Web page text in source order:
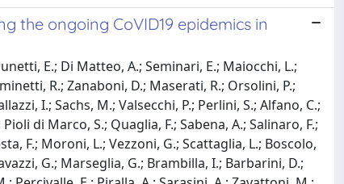
the ongoing CoVID19 epidemics in
E.; Di Matteo, A.; Seminari, E.; Maiocchi, L.;
R.; Zanaboni, D.; Maserati, R.; Orsolini, P.;
I.; Sachs, M.; Valsecchi, P.; Perlini, S.; Alfano, C.;
di Marco, S.; Quaglia, F.; Sabena, A.; Salinaro, F.;
F.; Moroni, L.; Vezzoni, G.; Scattaglia, L.; Boscolo,
G.; Marseglia, G.; Brambilla, I.; Barbarini, D.;